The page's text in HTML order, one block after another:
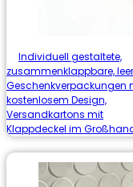
Individuell gestaltete,
zusammenklappbare,
Geschenkverpackungen
kostenlosem Design,
Versandkartons mit
Klappdeckel im